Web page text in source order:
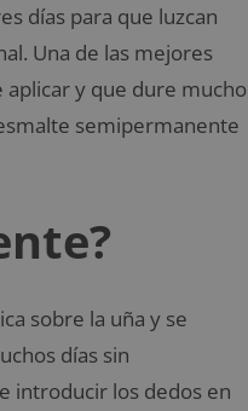
días para que luzcan
Una de las mejores
y que dure mucho
semipermanente
sobre la uña y se
días sin
introducir los dedos en